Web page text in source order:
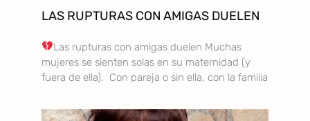
LAS RUPTURAS CON AMIGAS DUELEN
Las rupturas con amigas duelen Muchas
mujeres se sienten solas en su maternidad (y
fuera de ella). Con pareja o sin ella, con la familia